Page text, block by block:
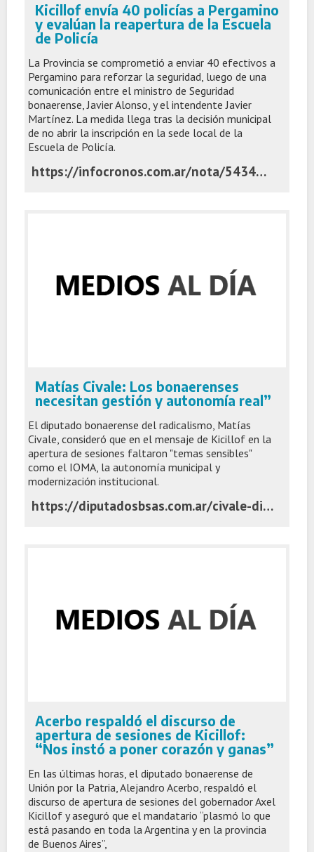
Kicillof envía 40 policías a Pergamino
y evalúan la reapertura de la Escuela
de Policía
La Provincia se comprometió a enviar 40 efectivos a
Pergamino para reforzar la seguridad, luego de una
comunicación entre el ministro de Seguridad
bonaerense, Javier Alonso, y el intendente Javier
Martínez. La medida llega tras la decisión municipal
de no abrir la inscripción en la sede local de la
Escuela de Policía.
https://infocronos.com.ar/nota/54340/kicillof-envia-40-policias-a-pergamino-y-evaluan-la-reapertura-de-la-escuela-de-policia/
Matías Civale: Los bonaerenses
necesitan gestión y autonomía real”
El diputado bonaerense del radicalismo, Matías
Civale, consideró que en el mensaje de Kicillof en la
apertura de sesiones faltaron "temas sensibles"
como el IOMA, la autonomía municipal y
modernización institucional.
https://diputadosbsas.com.ar/civale-discurso-kicillof-asamblea-legislativa/
Acerbo respaldó el discurso de
apertura de sesiones de Kicillof:
“Nos instó a poner corazón y ganas”
En las últimas horas, el diputado bonaerense de
Unión por la Patria, Alejandro Acerbo, respaldó el
discurso de apertura de sesiones del gobernador Axel
Kicillof y aseguró que el mandatario “plasmó lo que
está pasando en toda la Argentina y en la provincia
de Buenos Aires”,